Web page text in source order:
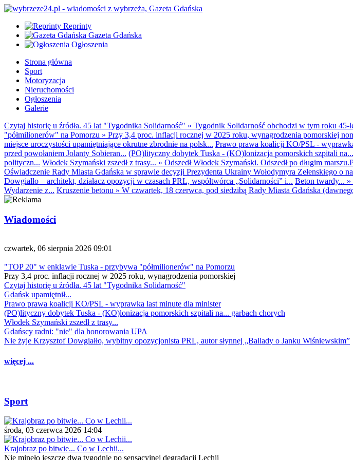
Reprinty
Gazeta Gdańska
Ogłoszenia
Strona główna
Sport
Motoryzacja
Nieruchomości
Ogłoszenia
Galerie
Czytaj historię u źródła. 45 lat "Tygodnika Solidarność" » Tygodnik Solidarność obchodzi w tym roku 45-
"półmilionerów" na Pomorzu » Przy 3,4 proc. inflacji rocznej w 2025 roku, wynagrodzenia pomorskiej
miejsce uroczystości upamiętniające okrutne zbrodnie na polsk... Prawo prawa koalicji KO/PSL -
przed powołaniem Jolanty Sobieran... (PO)lityczny dobytek Tuska - (KO)lonizacja pomorskich szpitali
polityczn... Włodek Szymański zszedł z trasy... » Odszedł Włodek Szymański. Odszedł po długim
Oświadczenie Rady Miasta Gdańska w sprawie decyzji Prezydenta Ukrainy Wołodymyra Zełenskiego o
Dowgiałło – architekt, działacz opozycji w czasach PRL, współtwórca „Solidarności” i... Beton twardy... »
Wydarzenie z... Kruszenie betonu » W czwartek, 18 czerwca, pod siedzibą Rady Miasta Gdańska
Wiadomości
czwartek, 06 sierpnia 2026 09:01
"TOP 20" w enklawie Tuska - przybywa "półmilionerów" na Pomorzu
Przy 3,4 proc. inflacji rocznej w 2025 roku, wynagrodzenia pomorskiej
Czytaj historię u źródła. 45 lat "Tygodnika Solidarność"
Gdańsk upamiętnił...
Prawo prawa koalicji KO/PSL - wyprawka last minute dla minister
(PO)lityczny dobytek Tuska - (KO)lonizacja pomorskich szpitali na... garbach chorych
Włodek Szymański zszedł z trasy...
Gdańscy radni: "nie" dla honorowania UPA
Nie żyje Krzysztof Dowgiałło, wybitny opozycjonista PRL, autor słynnej „Ballady o Janku Wiśniewskim”
więcej ...
Sport
środa, 03 czerwca 2026 14:04
Krajobraz po bitwie... Co w Lechii...
Nie minęło jeszcze dwa tygodnie po sensacyjnej degradacji Lechii